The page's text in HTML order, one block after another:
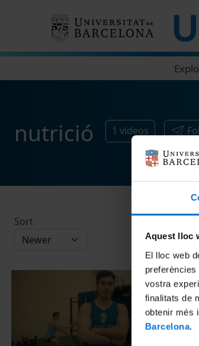
Aquest lloc
El lloc web
vostra
finalitats de
obtenir més
Barcelona.
nutrició 1 videos
Sort